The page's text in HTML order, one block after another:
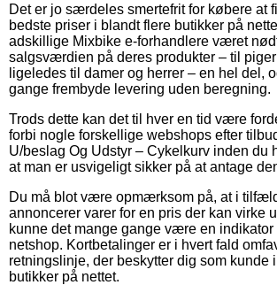
Det er jo særdeles smertefrit for købere at
bedste priser i blandt flere butikker på
adskillige Mixbike e-forhandlere været
salgsværdien på deres produkter – til
ligeledes til damer og herrer – en hel del,
gange frembyde levering uden beregning.
Trods dette kan det til hver en tid være
forbi nogle forskellige webshops efter
U/beslag Og Udstyr – Cykelkurv inden du
at man er usvigeligt sikker på at antage
Du må blot være opmærksom på, at i
annoncerer varer for en pris der kan virke
kunne det mange gange være en indikator
netshop. Kortbetalinger er i hvert fald
retningslinje, der beskytter dig som kunde
butikker på nettet.